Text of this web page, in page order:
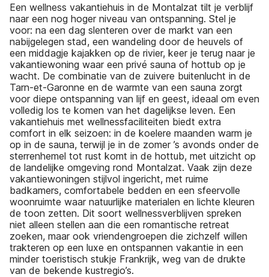
Een wellness vakantiehuis in de Montalzat tilt je verblijf
naar een nog hoger niveau van ontspanning. Stel je
voor: na een dag slenteren over de markt van een
nabijgelegen stad, een wandeling door de heuvels of
een middagje kajakken op de rivier, keer je terug naar je
vakantiewoning waar een privé sauna of hottub op je
wacht. De combinatie van de zuivere buitenlucht in de
Tarn-et-Garonne en de warmte van een sauna zorgt
voor diepe ontspanning van lijf en geest, ideaal om even
volledig los te komen van het dagelijkse leven. Een
vakantiehuis met wellnessfaciliteiten biedt extra
comfort in elk seizoen: in de koelere maanden warm je
op in de sauna, terwijl je in de zomer ’s avonds onder de
sterrenhemel tot rust komt in de hottub, met uitzicht op
de landelijke omgeving rond Montalzat. Vaak zijn deze
vakantiewoningen stijlvol ingericht, met ruime
badkamers, comfortabele bedden en een sfeervolle
woonruimte waar natuurlijke materialen en lichte kleuren
de toon zetten. Dit soort wellnessverblijven spreken
niet alleen stellen aan die een romantische retreat
zoeken, maar ook vriendengroepen die zichzelf willen
trakteren op een luxe en ontspannen vakantie in een
minder toeristisch stukje Frankrijk, weg van de drukte
van de bekende kustregio’s.